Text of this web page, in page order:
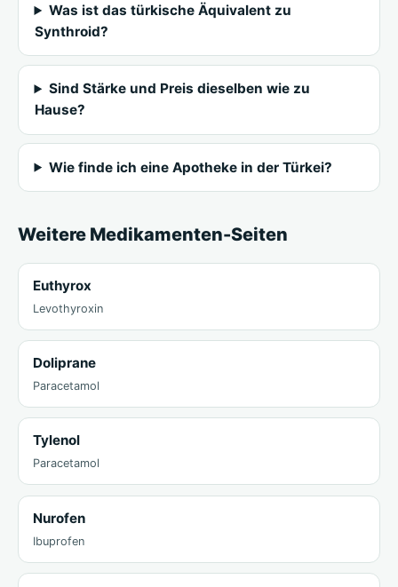
Was ist das türkische Äquivalent zu
Synthroid?
Sind Stärke und Preis dieselben wie zu
Hause?
Wie finde ich eine Apotheke in der Türkei?
Weitere Medikamenten-Seiten
Euthyrox
Levothyroxin
Doliprane
Paracetamol
Tylenol
Paracetamol
Nurofen
Ibuprofen